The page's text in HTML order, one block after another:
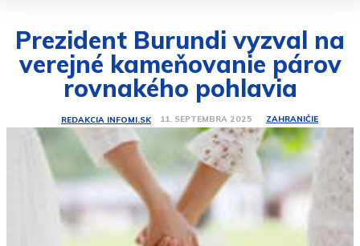
Prezident Burundi vyzval na
verejné kameňovanie párov
rovnakého pohlavia
REDAKCIA INFOMI.SK 11. SEPTEMBRA 2025 ZAHRANIČIE